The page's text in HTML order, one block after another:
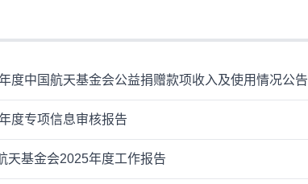
度中国航天基金会公益捐赠款项收入及使用情况公告
度专项信息审核报告
天基金会2025年度工作报告